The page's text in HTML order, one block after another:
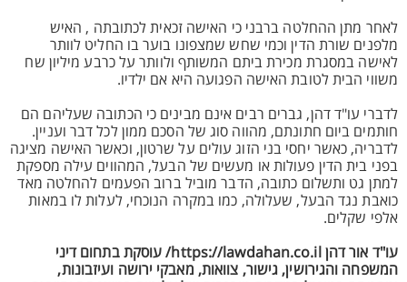
לאחר מתן ההחלטה ברבני כי האישה זכאית לכתובתה , האיש
מלפנים שורת הדין וכמי שחש שמצפונו בוער בו החליט לוותר
לאישה במסגרת מכירת ביתם המשותף ולוותר על כרבע מיליון שח
משווי הבית לטובת האישה הפגועה היא אם ילדיו.
לדברי עו"ד דהן, גברים רבים אינם מבינים כי הכתובה שעליהם הם
חותמים ביום חתונתם, מהווה סוג של הסכם ממון לכל דבר ועניין.
לדבריה, כאשר יחסי בני הזוג עולים על שרטון, וכאשר האישה מציגה
בפני בית הדין פעולות או מעשים של הבעל, המהווים עילה מספקת
למתן גט ותשלום כתובה, הדבר מוביל ברוב הפעמים להחלטה מאד
כואבת נגד הבעל, שעלולה, כמו במקרה הנוכחי, לעלות לו במאות
אלפי שקלים.
עו"ד אור דהן https://lawdahan.co.il/ עוסקת בתחום דיני
המשפחה והגירושין, גישור, צוואות, מאבקי ירושה ועיזבונות,